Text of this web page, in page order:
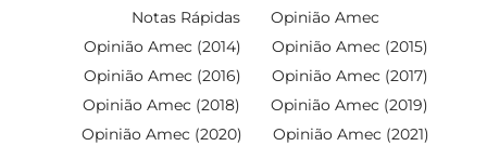
Notas Rápidas
Opinião Amec
Opinião Amec (2014)
Opinião Amec (2015)
Opinião Amec (2016)
Opinião Amec (2017)
Opinião Amec (2018)
Opinião Amec (2019)
Opinião Amec (2020)
Opinião Amec (2021)